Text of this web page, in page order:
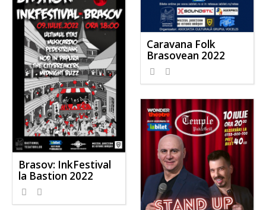
Caravana Folk
Brasovean 2022
Brasov: InkFestival
la Bastion 2022